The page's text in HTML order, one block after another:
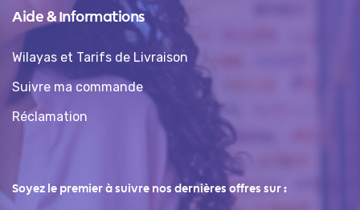
Aide & Informations
Wilayas et Tarifs de Livraison
Suivre ma commande
Réclamation
Soyez le premier à suivre nos dernières offres sur :